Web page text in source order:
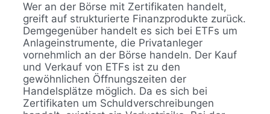
Wer an der Börse mit Zertifikaten handelt,
greift auf strukturierte Finanzprodukte zurück.
Demgegenüber handelt es sich bei ETFs um
Anlageinstrumente, die Privatanleger
vornehmlich an der Börse handeln. Der Kauf
und Verkauf von ETFs ist zu den
gewöhnlichen Öffnungszeiten der
Handelsplätze möglich. Da es sich bei
Zertifikaten um Schuldverschreibungen